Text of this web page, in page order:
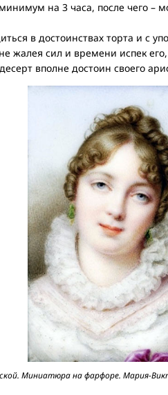
на 3 часа, после чего –
в достоинствах торта и с
жалея сил и времени испек
вполне достоин своего
Миниатюра на фарфоре. Мария-